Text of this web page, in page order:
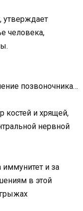
утверждает
человека,
позвоночника…
костей и хрящей,
нервной
и за
в этой